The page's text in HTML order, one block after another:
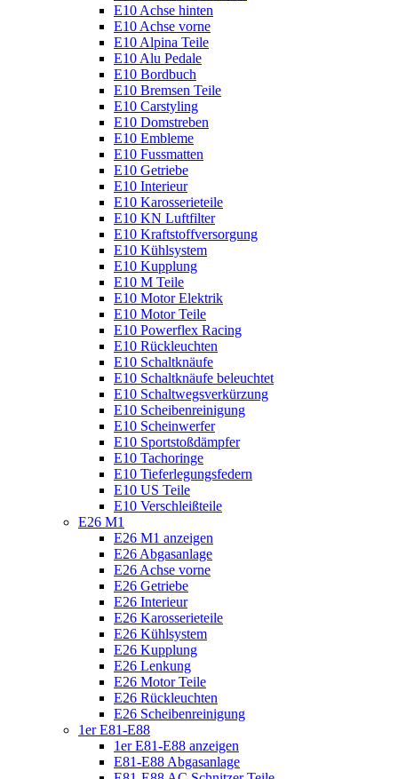
E10 Achse hinten
E10 Achse vorne
E10 Alpina Teile
E10 Alu Pedale
E10 Bordbuch
E10 Bremsen Teile
E10 Carstyling
E10 Domstreben
E10 Embleme
E10 Fussmatten
E10 Getriebe
E10 Interieur
E10 Karosserieteile
E10 KN Luftfilter
E10 Kraftstoffversorgung
E10 Kühlsystem
E10 Kupplung
E10 M Teile
E10 Motor Elektrik
E10 Motor Teile
E10 Powerflex Racing
E10 Rückleuchten
E10 Schaltknäufe
E10 Schaltknäufe beleuchtet
E10 Schaltwegsverkürzung
E10 Scheibenreinigung
E10 Scheinwerfer
E10 Sportstoßdämpfer
E10 Tachoringe
E10 Tieferlegungsfedern
E10 US Teile
E10 Verschleißteile
E26 M1
E26 M1 anzeigen
E26 Abgasanlage
E26 Achse vorne
E26 Getriebe
E26 Interieur
E26 Karosserieteile
E26 Kühlsystem
E26 Kupplung
E26 Lenkung
E26 Motor Teile
E26 Rückleuchten
E26 Scheibenreinigung
1er E81-E88
1er E81-E88 anzeigen
E81-E88 Abgasanlage